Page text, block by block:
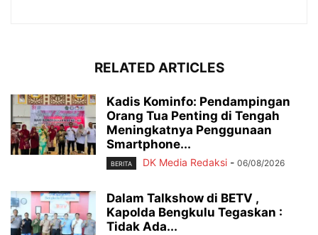
RELATED ARTICLES
Kadis Kominfo: Pendampingan
Orang Tua Penting di Tengah
Meningkatnya Penggunaan
Smartphone...
BERITA DK Media Redaksi - 06/08/2026
Dalam Talkshow di BETV ,
Kapolda Bengkulu Tegaskan :
Tidak Ada...